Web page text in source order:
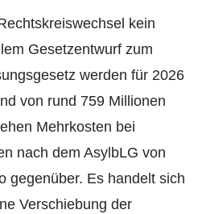
kein
Gesetzentwurf zum
werden für 2026
von rund 759 Millionen
Mehrkosten bei
nach dem AsylbLG von
gegenüber. Es handelt sich
Verschiebung der